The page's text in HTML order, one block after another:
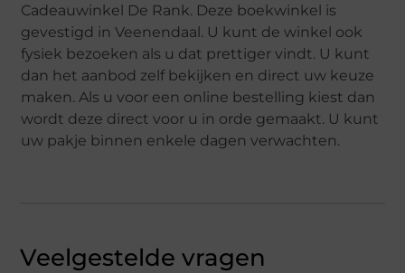
Cadeauwinkel De Rank. Deze boekwinkel is
gevestigd in Veenendaal. U kunt de winkel ook
fysiek bezoeken als u dat prettiger vindt. U kunt
dan het aanbod zelf bekijken en direct uw keuze
maken. Als u voor een online bestelling kiest dan
wordt deze direct voor u in orde gemaakt. U kunt
uw pakje binnen enkele dagen verwachten.
Veelgestelde vragen